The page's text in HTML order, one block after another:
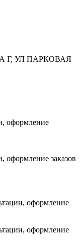
Г, УЛ ПАРКОВАЯ
оформление
оформление заказов
оформление
оформление